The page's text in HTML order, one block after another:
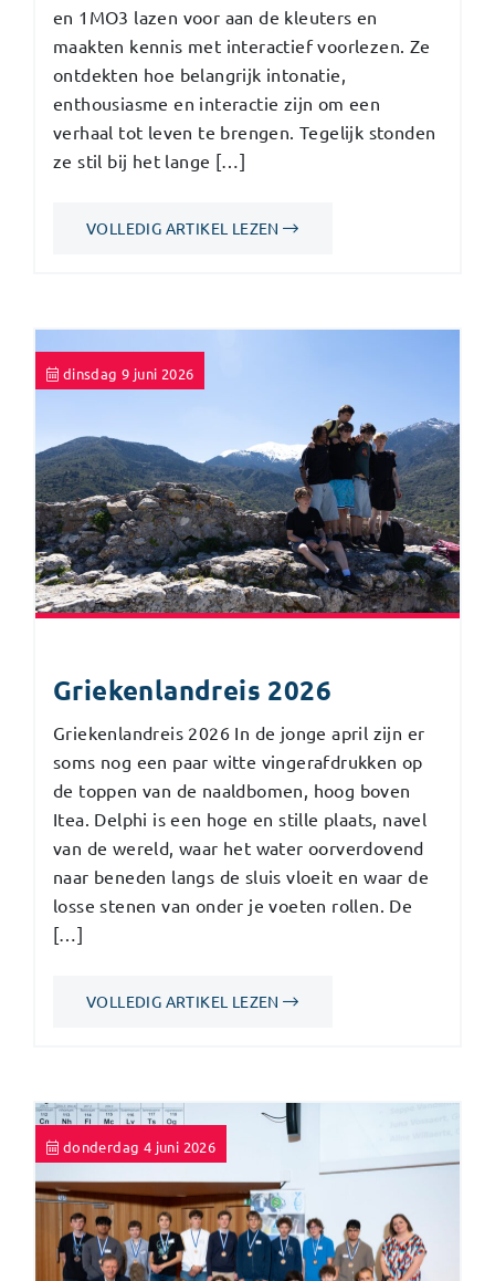
en 1MO3 lazen voor aan de kleuters en
maakten kennis met interactief voorlezen. Ze
ontdekten hoe belangrijk intonatie,
enthousiasme en interactie zijn om een
verhaal tot leven te brengen. Tegelijk stonden
ze stil bij het lange […]
VOLLEDIG ARTIKEL LEZEN
dinsdag 9 juni 2026
Griekenlandreis 2026
Griekenlandreis 2026 In de jonge april zijn er
soms nog een paar witte vingerafdrukken op
de toppen van de naaldbomen, hoog boven
Itea. Delphi is een hoge en stille plaats, navel
van de wereld, waar het water oorverdovend
naar beneden langs de sluis vloeit en waar de
losse stenen van onder je voeten rollen. De
[…]
VOLLEDIG ARTIKEL LEZEN
donderdag 4 juni 2026